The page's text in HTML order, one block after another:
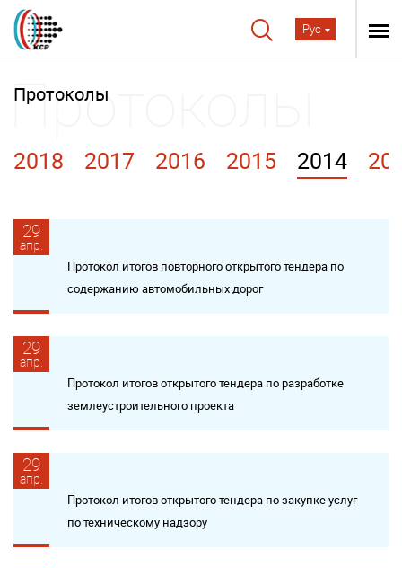
Рус
Протоколы
2018 2017 2016 2015 2014
29
апр.
Протокол итогов повторного открытого тендера по
содержанию автомобильных дорог
29
апр.
Протокол итогов открытого тендера по разработке
землеустроительного проекта
29
апр.
Протокол итогов открытого тендера по закупке услуг
по техническому надзору